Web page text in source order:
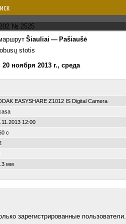
Šiauliai — Pašiaušė
stotis
20 ноября 2013 г., среда
EASYSHARE Z1012 IS Digital Camera
12:00
с
мм
зарегистрированные пользователи.